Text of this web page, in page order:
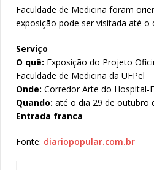
Faculdade de Medicina foram
exposição pode ser visitada até o
Serviço
O quê: Exposição do Projeto
Faculdade de Medicina da UFPel
Onde: Corredor Arte do Hospital-
Quando: até o dia 29 de outubro
Entrada franca
Fonte: diariopopular.com.br